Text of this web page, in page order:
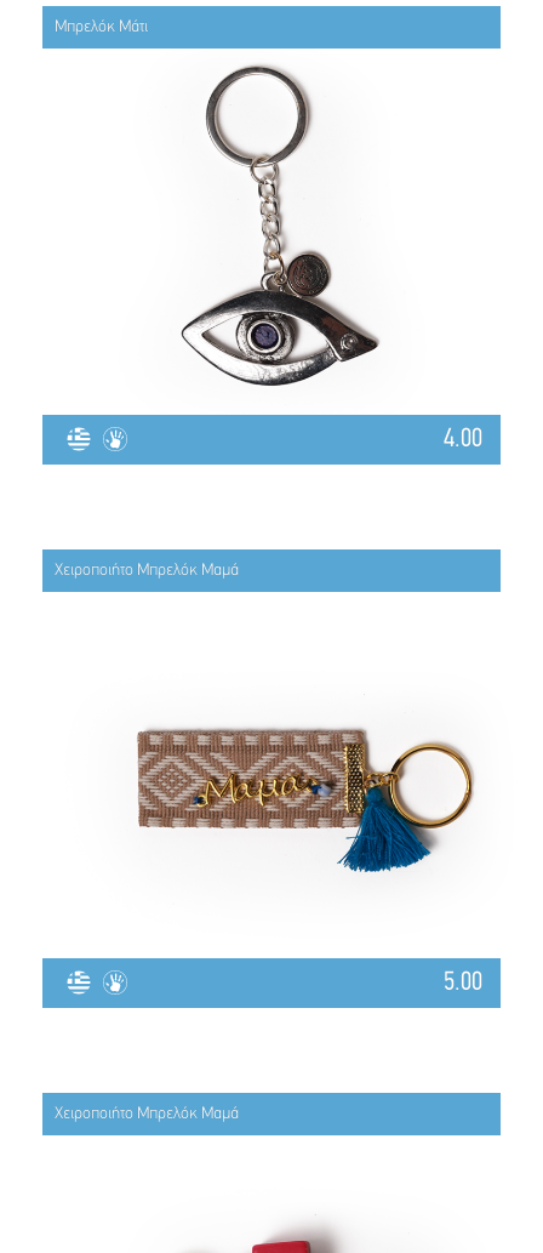
Μπρελόκ Μάτι
4.00
Χειροποιήτο Μπρελόκ Μαμά
5.00
Χειροποιήτο Μπρελόκ Μαμά